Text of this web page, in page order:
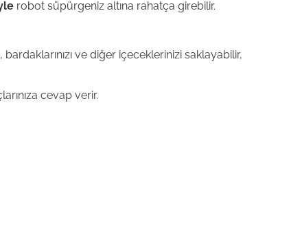
robot süpürgeniz altına rahatça girebilir.
ve diğer içeceklerinizi saklayabilir,
cevap verir.